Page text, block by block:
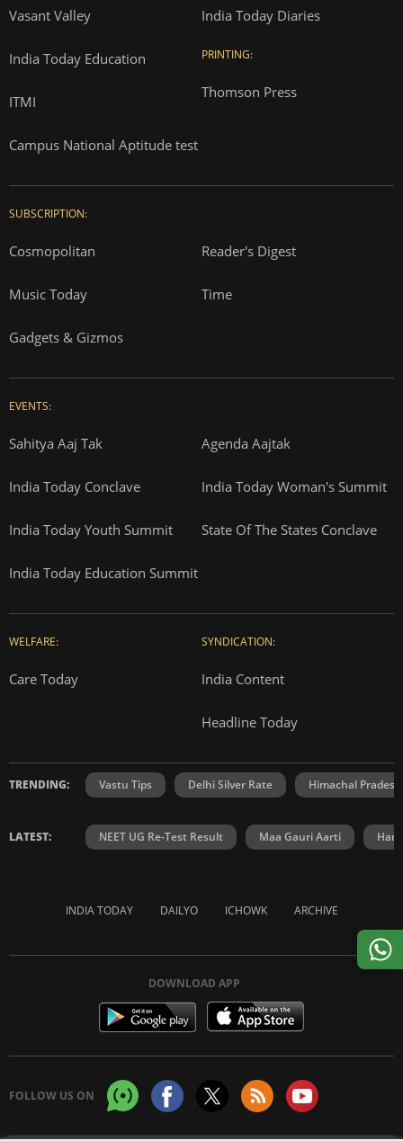
Vasant Valley
India Today Education
ITMI
Campus National Aptitude test
India Today Diaries
PRINTING:
Thomson Press
SUBSCRIPTION:
Cosmopolitan Reader's Digest
Music Today Time
Gadgets & Gizmos
EVENTS:
Sahitya Aaj Tak Agenda Aajtak
India Today Conclave India Today Woman's Summit
India Today Youth Summit State Of The States Conclave
India Today Education Summit
WELFARE:
Care Today
SYNDICATION:
India Content
Headline Today
TRENDING: Vastu Tips Delhi Silver Rate Himachal
LATEST: NEET UG Re-Test Result Maa Gauri Aarti
INDIA TODAY DAILYO ICHOWK ARCHIVE
DOWNLOAD APP
FOLLOW US ON